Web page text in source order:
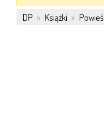
DP » Książki »